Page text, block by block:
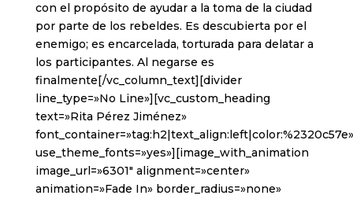
con el propósito de ayudar a la toma de la ciudad
por parte de los rebeldes. Es descubierta por el
enemigo; es encarcelada, torturada para delatar a
los participantes. Al negarse es
finalmente[/vc_column_text][divider
line_type=»No Line»][vc_custom_heading
text=»Rita Pérez Jiménez»
font_container=»tag:h2|text_align:left|color:%2320c57e»
use_theme_fonts=»yes»][image_with_animation
image_url=»6301″ alignment=»center»
animation=»Fade In» border_radius=»none»